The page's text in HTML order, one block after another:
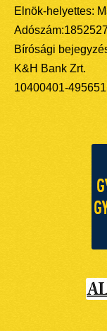
Elnök-helyettes:
Bírósági
K&H Bank Zrt.
10400401-